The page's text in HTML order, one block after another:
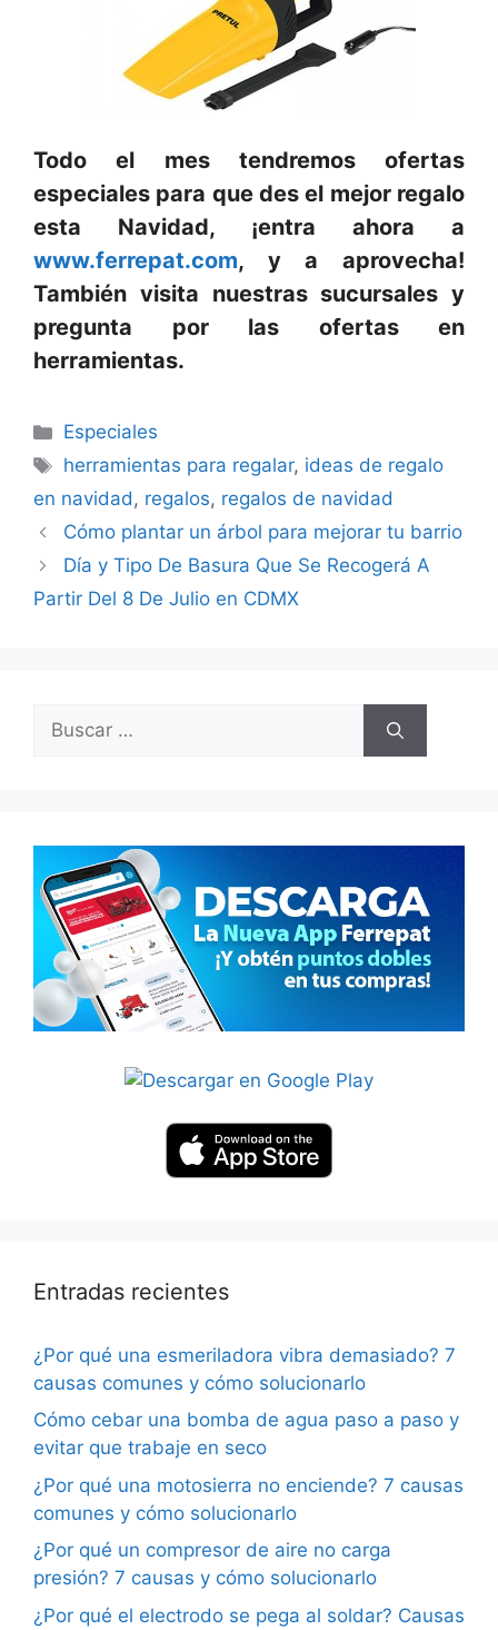
Todo el mes tendremos ofertas
especiales para que des el mejor regalo
esta Navidad, ¡entra ahora a
www.ferrepat.com, y a aprovecha!
También visita nuestras sucursales y
pregunta por las ofertas en
herramientas.
Categorías
Especiales
Etiquetas
herramientas para regalar, ideas de regalo
en navidad, regalos, regalos de navidad
Cómo plantar un árbol para mejorar tu barrio
Día y Tipo De Basura Que Se Recogerá A
Partir Del 8 De Julio en CDMX
Buscar:
Entradas recientes
¿Por qué una esmeriladora vibra demasiado? 7
causas comunes y cómo solucionarlo
Cómo cebar una bomba de agua paso a paso y
evitar que trabaje en seco
¿Por qué una motosierra no enciende? 7 causas
comunes y cómo solucionarlo
¿Por qué un compresor de aire no carga
presión? 7 causas y cómo solucionarlo
¿Por qué el electrodo se pega al soldar? Causas